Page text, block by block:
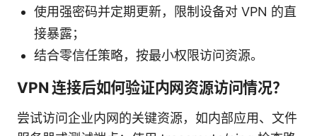
使用强密码并定期更新，限制设备对 VPN 的直
接暴露；
结合零信任策略，按最小权限访问资源。
VPN 连接后如何验证内网资源访问情况？
尝试访问企业内网的关键资源，如内部应用、文件